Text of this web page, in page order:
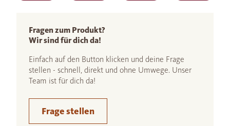
Fragen zum Produkt?
Wir sind für dich da!
Einfach auf den Button klicken und deine Frage
stellen - schnell, direkt und ohne Umwege. Unser
Team ist für dich da!
Frage stellen